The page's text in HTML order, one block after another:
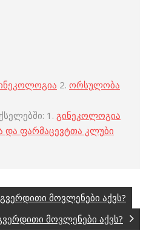
2. ორსულობა
1. გინეკოლოგია
და ფარმაცევტთა კლუბი
მოვლენები აქვს?
მოვლენები აქვს?